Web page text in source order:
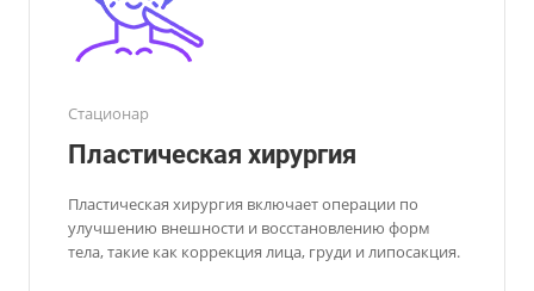
Стационар
Пластическая хирургия
Пластическая хирургия включает операции по
улучшению внешности и восстановлению форм
тела, такие как коррекция лица, груди и липосакция.